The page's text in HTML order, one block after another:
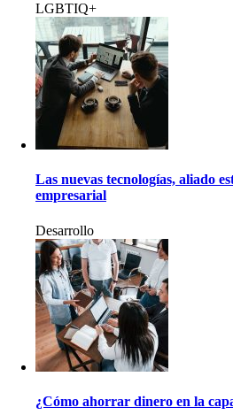
LGBTIQ+
Las nuevas tecnologías, aliado
empresarial
Desarrollo
¿Cómo ahorrar dinero en la